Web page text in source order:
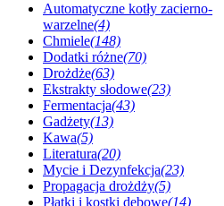
Automatyczne kotły zacierno-
warzelne(4)
Chmiele(148)
Dodatki różne(70)
Drożdże(63)
Ekstrakty słodowe(23)
Fermentacja(43)
Gadżety(13)
Kawa(5)
Literatura(20)
Mycie i Dezynfekcja(23)
Propagacja drożdży(5)
Płatki i kostki dębowe(14)